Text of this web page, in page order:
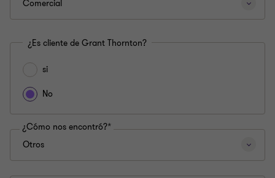
¿Es cliente de Grant Thornton?
si
No
¿Cómo nos encontró?*